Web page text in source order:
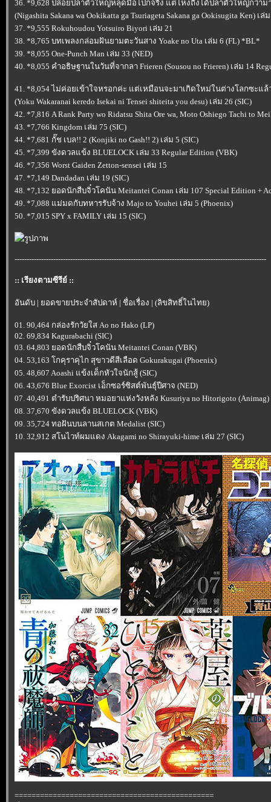
36. *9,628 ปล่อยปลาตัวใหญ่หลุดมือไปก็จริง แต่ไหงถึงได้ปลาตัวใหญ่กว่า
(Nigashita Sakana wa Ookikatta ga Tsuriageta Sakana ga Ookisugita Ken) เล่
37. *9,555 Rokuhoudou Yotsuiro Biyori เล่ม 21
38. *8,765 บทเพลงกล่อมฝันยามตะวันสาง Yoake no Uta เล่ม 6 (FL) *BL*
39. *8,055 One-Punch Man เล่ม 33 (NED)
40. *8,055 คำอธิษฐานในวันที่จากลา Frieren (Sousou no Frieren) เล่ม 14
41. *8,054 ไม่ค่อยเข้าใจหรอกค่ะ แต่เหมือนจะมาเกิดใหม่ในต่างโลกซะแล้
(Yoku Wakaranai keredo Isekai ni Tensei shiteita you desu) เล่ม 26 (SIC)
42. *7,816 A Rank Party wo Ridatsu Shita Ore wa, Moto Oshiego Tachi to
43. *7,766 Kingdom เล่ม 75 (SIC)
44. *7,681 กั๊ช เบล!! 2 (Konjiki no Gash!! 2) เล่ม 5 (SIC)
45. *7,399 ขังดวลแข้ง BLUELOCK เล่ม 33 Regular Edition (VBK)
46. *7,356 Worst Gaiden Zetton-sensei เล่ม 15
47. *7,149 Dandadan เล่ม 19 (SIC)
48. *7,132 ยอดนักสืบจิ๋วโคนัน Meitantei Conan เล่ม 107 Special Edition +
49. *7,088 แม่มดกับทหารรับจ้าง Majo to Youhei เล่ม 5 (Phoenix)
50. *7,015 SPY x FAMILY เล่ม 15 (SIC)
--------------------------------------------------------------------------------------------------------
:: เรียงตามซีรีย์ ::
อันดับ | ยอดขายประจำสัปดาห์ | ชื่อเรื่อง | (ลิขสิทธิ์ในไทย)
01. 90,464 กล่องรักวัยใส Ao no Hako (LP)
02. 69,834 Kagurabachi (SIC)
03. 64,803 ยอดนักสืบจิ๋วโคนัน Meitantei Conan (VBK)
04. 53,163 โกคุราคุไก สุขาวดีสีเลือด Gokurakugai (Phoenix)
05. 48,607 Aoashi แข้งเด็กหัวใจนักสู้ (SIC)
06. 43,676 Blue Exorcist เอ็กซอร์ซิสต์พันธุ์ปีศาจ (NED)
07. 40,491 ตำรับปริศนา หมอยาแห่งวังหลัง Kusuriya no Hitorigoto (Animag)
08. 37,670 ขังดวลแข้ง BLUELOCK (VBK)
09. 35,724 ทอฝันบนลานสเกต Medalist (SIC)
10. 32,912 สโนไวท์ผมแดง Akagami no Shirayuki-hime เล่ม 27 (SIC)
===============================================